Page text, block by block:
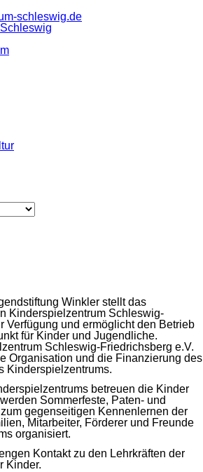
schleswig.de
Winkler stellt das
Kinderspielzentrum Schleswig-
Verfügung und ermöglicht den Betrieb
für Kinder und Jugendliche.
Schleswig-Friedrichsberg e.V.
Organisation und die Finanzierung des
Kinderspielzentrums.
betreuen die Kinder
Sommerfeste, Paten- und
gegenseitigen Kennenlernen der
Mitarbeiter, Förderer und Freunde
organisiert.
Kontakt zu den Lehrkräften der
Kinder.